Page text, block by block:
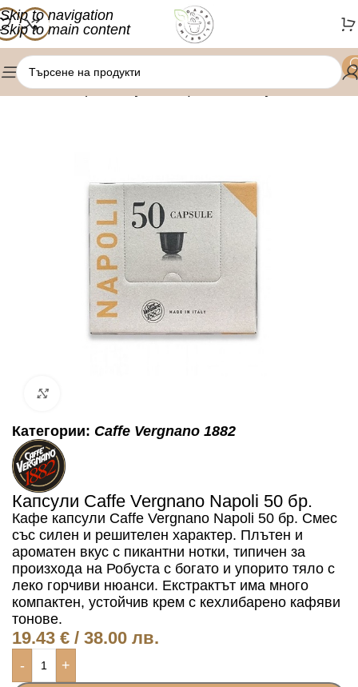
Skip to navigation
Skip to main content
Начало/Кафе капсули/Nespresso капсули
Категории: Caffe Vergnano 1882
Капсули Caffe Vergnano Napoli 50 бр.
Кафе капсули Caffe Vergnano Napoli 50 бр. Смес
със силен и решителен характер. Плътен и
ароматен вкус с пикантни нотки, типичен за
произхода на Робуста с богато и упорито тяло с
леко горчиви нюанси. Екстрактът има много
компактен, устойчив крем с кехлибарено кафяви
тонове.
19.43 € / 38.00 лв.
- +